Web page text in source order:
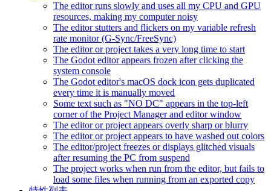
The editor runs slowly and uses all my CPU and GPU
resources, making my computer noisy
The editor stutters and flickers on my variable refresh
rate monitor (G-Sync/FreeSync)
The editor or project takes a very long time to start
The Godot editor appears frozen after clicking the
system console
The Godot editor's macOS dock icon gets duplicated
every time it is manually moved
Some text such as "NO DC" appears in the top-left
corner of the Project Manager and editor window
The editor or project appears overly sharp or blurry
The editor or project appears to have washed out colors
The editor/project freezes or displays glitched visuals
after resuming the PC from suspend
The project works when run from the editor, but fails to
load some files when running from an exported copy